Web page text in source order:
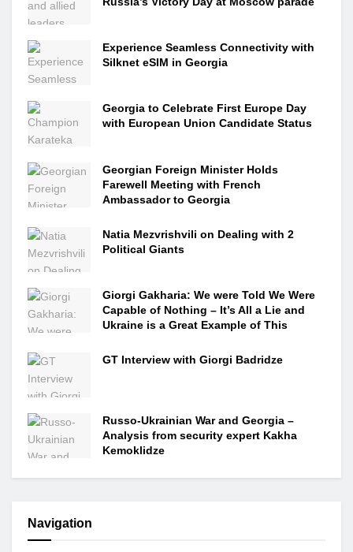
Experience Seamless Connectivity with
Silknet eSIM in Georgia
Georgia to Celebrate First Europe Day
with European Union Candidate Status
Georgian Foreign Minister Holds
Farewell Meeting with French
Ambassador to Georgia
Natia Mezvrishvili on Dealing with 2
Political Giants
Giorgi Gakharia: We were Told We Were
Capable of Nothing – It’s All a Lie and
Ukraine is a Great Example of This
GT Interview with Giorgi Badridze
Russo-Ukrainian War and Georgia –
Analysis from security expert Kakha
Kemoklidze
Navigation